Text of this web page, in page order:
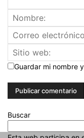
Guardar mi nombre
Buscar